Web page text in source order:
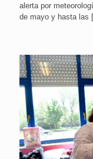
alerta por
de mayo y hasta las